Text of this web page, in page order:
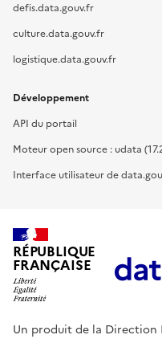
defis.data.gouv.fr
culture.data.gouv.fr
logistique.data.gouv.fr
Développement
API du portail
Moteur open source : udata
Interface utilisateur de
RÉPUBLIQUE
FRANÇAISE
Un produit de la